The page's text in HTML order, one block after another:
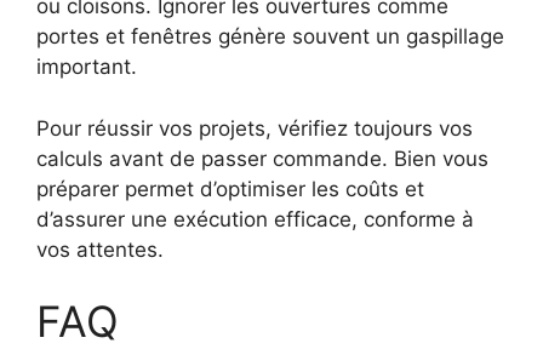
ou cloisons. Ignorer les ouvertures comme
portes et fenêtres génère souvent un gaspillage
important.
Pour réussir vos projets, vérifiez toujours vos
calculs avant de passer commande. Bien vous
préparer permet d’optimiser les coûts et
d’assurer une exécution efficace, conforme à
vos attentes.
FAQ